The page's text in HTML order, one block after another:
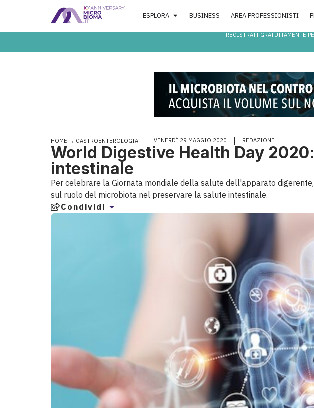
ESPLORA BUSINESS AREA PROFESSIONISTI
REGISTRATI GRATUITAMENTE
HOME → GASTROENTEROLOGIA VENERDÌ 29 MAGGIO 2020 REDAZIONE
World Digestive Health Day
intestinale
Per celebrare la Giornata mondiale della salute dell'apparato
sul ruolo del microbiota nel preservare la salute intestinale.
Condividi